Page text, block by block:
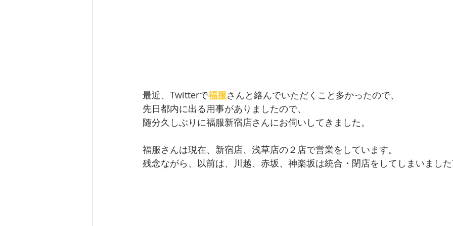
最近、Twitterで福服さんと絡んでいただくこと多かったので、
先日都内に出る用事がありましたので、
随分久しぶりに福服新宿店さんにお伺いしてきました。
福服さんは現在、新宿店、浅草店の２店で営業をしています。
残念ながら、以前は、川越、赤坂、神楽坂は統合・閉店をしてしまいまし